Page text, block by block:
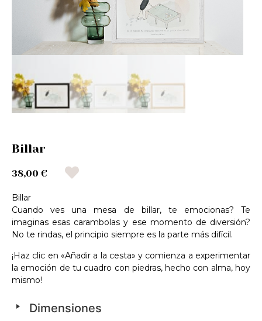
Billar
38,00 €
Billar
Cuando ves una mesa de billar, te emocionas? Te
imaginas esas carambolas y ese momento de diversión?
No te rindas, el principio siempre es la parte más difícil.
¡Haz clic en «Añadir a la cesta» y comienza a experimentar
la emoción de tu cuadro con piedras, hecho con alma, hoy
mismo!
Dimensiones